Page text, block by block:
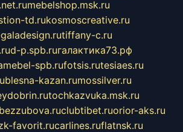
mebelshop.msk.ru
td.rukosmoscreative.ru
tiffany-c.ru
d-p.spb.ruгалактика73.рф
spb.rufotsis.rutesiaes.ru
blesna-kazan.rumossilver.ru
tochkazvuka.msk.ru
bezzubova.ruclubtibet.ruorior-aks.ru
favorit.rucarlines.ruflatnsk.ru